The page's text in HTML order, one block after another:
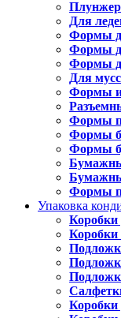
Для
Формы
Формы
Формы
Для
Формы
Формы
Формы
Формы
Формы
Упаковка
Коробки
Коробки
Коробки